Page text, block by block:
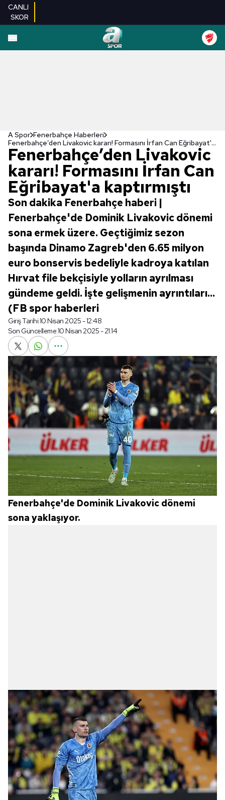
CANLI
SKOR
A Spor Fenerbahçe Haberleri
Fenerbahçe’den Livakovic kararı! Formasını İrfan Can Eğribayat'a kaptırmıştı
Fenerbahçe’den Livakovic
kararı! Formasını İrfan Can
Eğribayat'a kaptırmıştı
Son dakika Fenerbahçe haberi |
Fenerbahçe'de Dominik Livakovic dönemi
sona ermek üzere. Geçtiğimiz sezon
başında Dinamo Zagreb'den 6.65 milyon
euro bonservis bedeliyle kadroya katılan
Hırvat file bekçisiyle yolların ayrılması
gündeme geldi. İşte gelişmenin ayrıntıları...
(FB spor haberleri
Giriş Tarihi:10 Nisan 2025 - 12:48
Son Güncelleme:10 Nisan 2025 - 21:14
Fenerbahçe'de Dominik Livakovic dönemi
sona yaklaşıyor.